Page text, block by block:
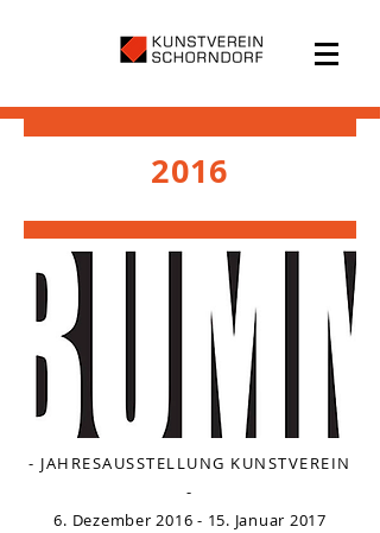
2016
- JAHRESAUSSTELLUNG KUNSTVEREIN
-
6. Dezember 2016 - 15. Januar 2017